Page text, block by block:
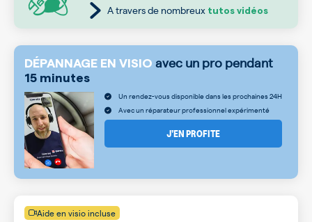
A travers de nombreux tutos vidéos
DÉPANNAGE EN VISIO avec un pro pendant
15 minutes
Un rendez-vous disponible dans les prochaines 24H
Avec un réparateur professionnel expérimenté
J’EN PROFITE
Aide en visio incluse